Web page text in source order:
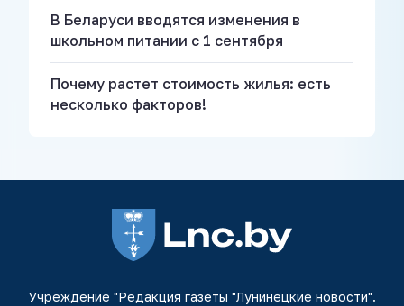
В Беларуси вводятся изменения в
школьном питании с 1 сентября
Почему растет стоимость жилья: есть
несколько факторов!
Учреждение "Редакция газеты "Лунинецкие новости".